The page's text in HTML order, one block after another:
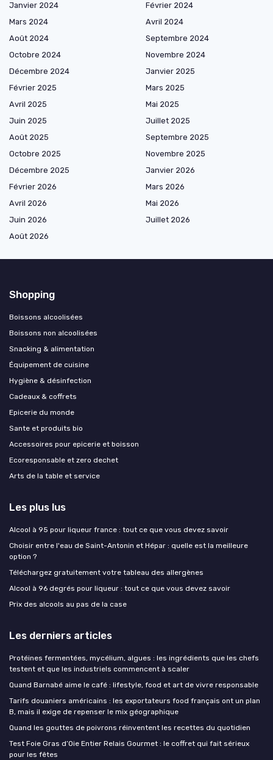
Janvier 2024
Février 2024
Mars 2024
Avril 2024
Août 2024
Septembre 2024
Octobre 2024
Novembre 2024
Décembre 2024
Janvier 2025
Février 2025
Mars 2025
Avril 2025
Mai 2025
Juin 2025
Juillet 2025
Août 2025
Septembre 2025
Octobre 2025
Novembre 2025
Décembre 2025
Janvier 2026
Février 2026
Mars 2026
Avril 2026
Mai 2026
Juin 2026
Juillet 2026
Août 2026
Shopping
Boissons alcoolisées
Boissons non alcoolisées
Snacking & alimentation
Équipement de cuisine
Hygiène & désinfection
Cadeaux & coffrets
Epicerie du monde
Sante et produits bio
Accessoires pour epicerie et boisson
Ecoresponsable et zero dechet
Arts de la table et service
Les plus lus
Alcool à 95 pour liqueur france : tout ce que vous devez savoir
Choisir entre l'eau de Saint-Antonin et Hépar : quelle est la meilleure
option ?
Téléchargez gratuitement votre tableau des allergènes
Alcool à 96 degrés pour liqueur : tout ce que vous devez savoir
Prix des alcools au pas de la case
Les derniers articles
Protéines fermentées, mycélium, algues : les ingrédients que les chefs
testent et que les industriels commencent à scaler
Quand Barnabé aime le café : lifestyle, food et art de vivre responsable
Tarifs douaniers américains : les exportateurs food français ont un plan
B, mais il exige de repenser le mix géographique
Quand les gouttes de poivrons réinventent les recettes du quotidien
Test Foie Gras d’Oie Entier Relais Gourmet : le coffret qui fait sérieux
pour les fêtes